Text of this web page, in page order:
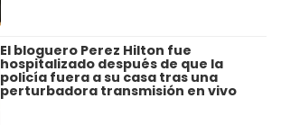
El bloguero Perez Hilton fue
hospitalizado después de que la
policía fuera a su casa tras una
perturbadora transmisión en vivo